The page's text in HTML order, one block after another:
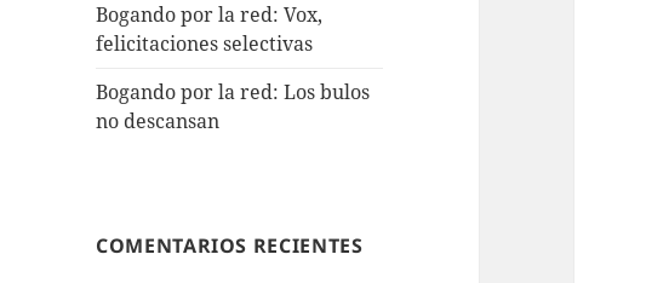
Bogando por la red: Vox,
felicitaciones selectivas
Bogando por la red: Los bulos
no descansan
COMENTARIOS RECIENTES